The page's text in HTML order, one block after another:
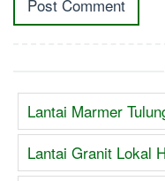
Lantai Marmer
Lantai Granit Lokal